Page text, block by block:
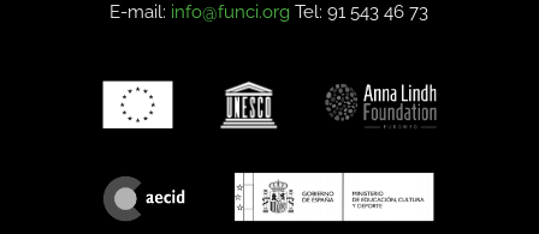
E-mail: info@funci.org Tel: 91 543 46 73